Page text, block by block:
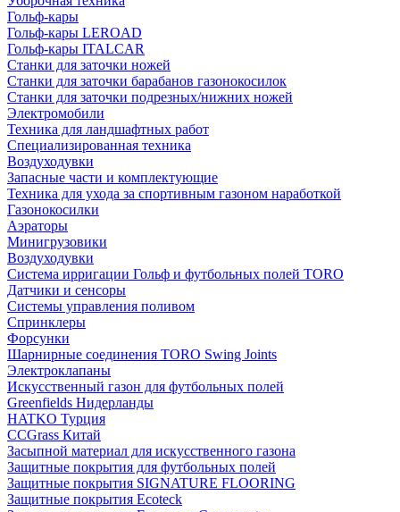
Гольф-кары
Гольф-кары LEROAD
Гольф-кары ITALCAR
Станки для заточки ножей
Станки для заточки барабанов газонокосилок
Станки для заточки подрезных/нижних ножей
Электромобили
Техника для ландшафтных работ
Специализированная техника
Воздуходувки
Запасные части и комплектующие
Техника для ухода за спортивным газоном наработкой
Газонокосилки
Аэраторы
Минигрузовики
Воздуходувки
Система ирригации Гольф и футбольных полей TORO
Датчики и сенсоры
Системы управления поливом
Спринклеры
Форсунки
Шарнирные соединения TORO Swing Joints
Электроклапаны
Искусственный газон для футбольных полей
Greenfields Нидерланды
HATKO Турция
CCGrass Китай
Засыпной материал для искусственного газона
Защитные покрытия для футбольных полей
Защитные покрытия SIGNATURE FLOORING
Защитные покрытия Ecoteck